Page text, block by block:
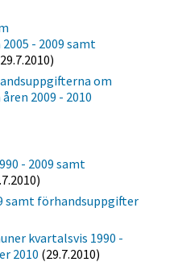
- 2009 samt
om
2009 - 2010
- 2009 samt
samt förhandsuppgifter
kvartalsvis 1990 -
2010 (29.7.2010)